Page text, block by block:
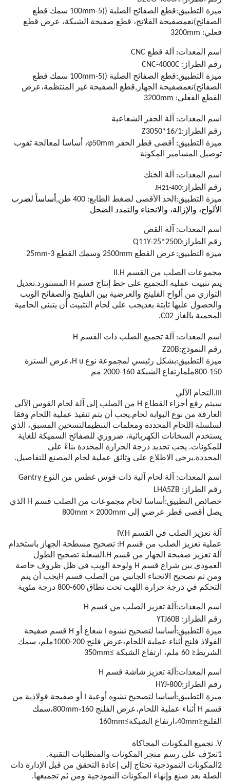
ميزة التطبيق:
قطع الصفائح الصلبة ((5-100mm سمك قطع
الصفائح)نعمصفيحة الفلانج، قطع صفيحة الشبكة، عرض قطع
فعلي: 3200mm
اسم المعدات: آلة قطع CNC
رقم الطراز: CNC-4000C
ميزة التطبيق:
قطع الصفائح الصلبة ((5-100mm سمك قطع
الصفائح)نعمصفيحة الجهاز ,قطع الصفيحة غير المنتظمة،عرض
القطع الفعلي: 3200mm
اسم المعدات: آلة الحفر الشعاعية
رقم الطراز:Z3050*16/1
ميزة التطبيق: أقصى قطر الحفر φ50mm، أساسا لمعالجة ثقوب
توصيل المسامير المكونة
اسم المعدات: آلة الخنك
رقم الطراز:JH21-400
ميزة التطبيق: الحد الأقصى لضغط الطابع: 400 طن , أساساً لضرب
الألواح، والإزالة، والانحناء والتمدد الضحل
اسم المعدات: آلة القص
رقم الطراز:Q11Y-25*2500
ميزة التطبيق:عرض القطع 2500mm وسمك القطع 3-25mm
مجموعات الصلب من القسم II.H
يتم تثبيت عملية التجميع على خط إنتاج قسم H المستورد.تعديل
التوازي من ألواح الفلينج والعرضية بين الفلينج والصفائح الويب
والحصول عليها ثابتة بعديجب على لحام التثبيت أن يتبنى الحامية
المحمية بالغاز C02.
اسم المعدات: آلة تجميع الصلب ذات القسم H
رقم النموذج:Z20B
ميزة التطبيق:بشكل رئيسي لمجموعة نوع H u،عرض السترة
150-800ملم
ارتفاع الشبكة 160-2000 مم
سيتم رفع أجزاء القطاع H من الصلب إلى آلة لحام القوس الآلي
الغارقة من نوع البوابة لحام.يجب أن يتم تنفيذ عملية اللحام وفقا
لسلسلة اللحام المحددة ومعلمات التنظيمالتسخين المسبق، الذي
يستخدم السخانات الكهربائية، ضروري للصفائح السميكة للغاية
للمكونات. يجب تحديد درجة الحرارة المحددة بناءً على
المحددة.يرجى الاطلاع على وثائق عملية لحام المصنع للتفاصيل.
اسم المعدات: آلة لحام آلية ذات قوس غطس من النوع Gantry
رقم الطراز: LHA5ZB
خصائص التطبيق:أساسا لحام مجموعات من الصلب قسم H الذي
يصل أقصى قطر عرضي إلى 800mm × 2000mm
آلة تعزيز الصلب في القسم IV.H
عملية تعزيز الصلب من قسم H: تصحيح مسطحة الجهاز باستخدام
آلة تعزيز صفيحة الجهاز من قسم H.الشعلة تصحيح الطول
العمودي بين شراع قسم H ولوحة الويب في ظل ظروف خاصة
ومن ثم تصحيح الانحناء الجانبي من الصلب قسم Hيجب أن يتم
التحكم في درجة حرارة اللهب تحت نطاق 600-800 درجة مئوية
اسم المعدات: آلة تعزيز الصلب من قسم H
رقم الطراز: YTJ60B
ميزة التطبيق:
أساسا لتصحيح تشوه I شعاع أو H قسم صفيحة
الفولاذ فلنج أثناء عملية اللحام،عرض فلنج 200-1000ملم
، سمك
الشريط≤ 60 ملم ، ارتفاع الشبكة ≥350mm
اسم المعدات:آلة تعزيز شاشة قسم H
رقم الطراز:HYJ-800
ميزة التطبيق:أساسا لتصحيح تشوه أوعية I أو صفيحة فولاذية من
قسم H أثناء عملية اللحام،عرض الفلنج 160-800mm،سمك
الفلنج≤40mm،ارتفاع الشبكة≥160mm
V. تجميع المكونات المحاكاة
1تعرّف على رسم متجر المكونات والمتطلبات التقنية.
2المكونات النموذجية تحتاج إلى إعادة التحقق من قبل الإدارة ذات
الصلة بعد صنع وإنهاء المكونات النموذجية ومن ثم تجميعها.